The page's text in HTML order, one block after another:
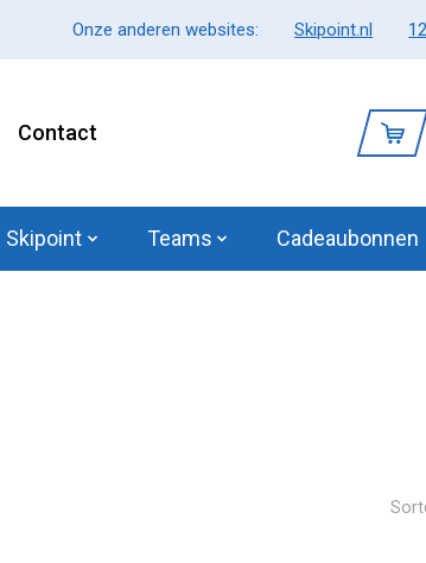
Onze anderen websites: Skipoint.nl
Contact
Skipoint Teams Cadeaubonnen